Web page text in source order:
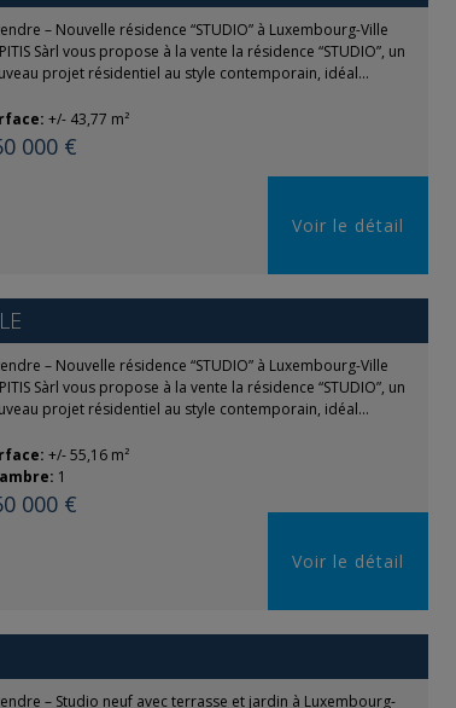
– Nouvelle résidence “STUDIO” à Luxembourg-Ville
Sàrl vous propose à la vente la résidence “STUDIO”, un
projet résidentiel au style contemporain, idéal...
+/- 43,77 m²
000 €
Voir le détail
– Nouvelle résidence “STUDIO” à Luxembourg-Ville
Sàrl vous propose à la vente la résidence “STUDIO”, un
projet résidentiel au style contemporain, idéal...
+/- 55,16 m²
1
000 €
Voir le détail
– Studio neuf avec terrasse et jardin à Luxembourg-